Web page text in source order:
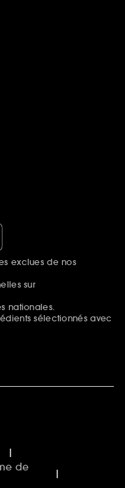
exclues de nos
sur
nationales.
sélectionnés avec
de